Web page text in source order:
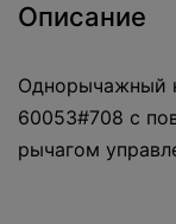
Описание
Однорычажный
60053#708 с
рычагом